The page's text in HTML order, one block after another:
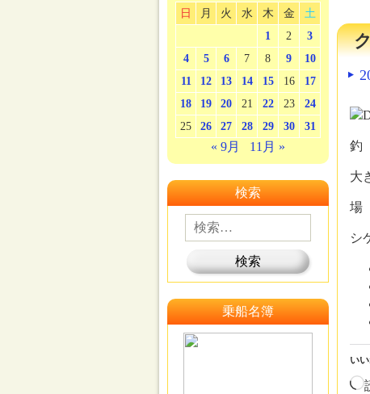
釣
大
シ
い
日 月 火 水 木 金
土
1
2
3
4
5 6 7 8 9
10
11
12 13 14 15 16
17
18
19 20 21 22 23
24
25
26 27 28 29 30 31
« 9月 11月 »
検索
乗船名簿